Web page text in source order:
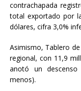
contrachapada
total exportado por
dólares, cifra 3,0%
Asimismo, Tablero
regional, con 11,9
anotó un
menos).